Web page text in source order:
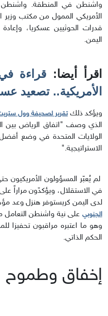
واشنطن في المنطقة. واشنطن
الأمريكي الممول من مكتب وزير
قدرات الحوثيين عسكريا،
اليمن.
اقرأ أيضا: قراءة
الأمريكية.. تصعيد
ويؤكد ذلكتقرير لصحيفة وول
الذي وصف "اتفاق الرياض بين
الولايات المتحدة في وضع أفضل
الاستراتيجية."
لم يُعبّر المسؤولون الأمريكيون
في الاستقلال، ويؤكدّون مراراً
لدى اليمن كريستوفر هنزل وعد
الجنوبي على نية واشنطن
وهو ما اعتبره مراقبون
الحكم الذاتي.
إخفاق وطموح